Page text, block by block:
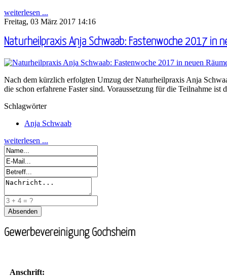
weiterlesen ...
Freitag, 03 März 2017 14:16
Naturheilpraxis Anja Schwaab: Fastenwoche 2017 in
Nach dem kürzlich erfolgten Umzug der Naturheilpraxis Anja
die schon erfahrene Faster sind. Voraussetzung für die Teilnahme
Schlagwörter
Anja Schwaab
weiterlesen ...
Gewerbevereinigung Gochsheim
Anschrift: